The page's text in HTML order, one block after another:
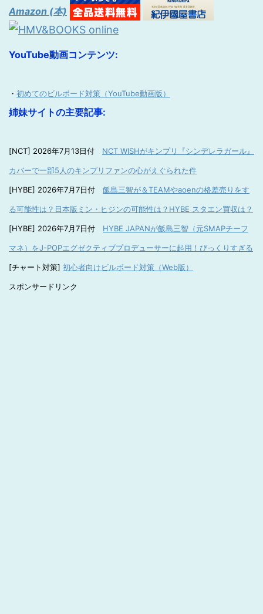
Amazon (本)
YouTube動画コンテンツ:
・ 初めてのビルボード対策（YouTube動画版）
姉妹サイトの主要記事:
[NCT] 2026年7月13日付 NCT WISHがキンプリ『シンデレラガール』
カバーで一部5人のキンプリファンの心がえぐられた件
[HYBE] 2026年7月7日付 飯島三智が＆TEAMやaoenの格差売りをす
る可能性は？日本版ミン・ヒジンの可能性は？HYBE スタエン買収は？
[HYBE] 2026年7月7日付 HYBE JAPANが飯島三智（元SMAPチーフ
マネ）をJ-POPエグゼクティブプロデューサーに起用！びっくりすぎる
[チャート対策] 初心者向けビルボード対策（Web版）
スポンサードリンク